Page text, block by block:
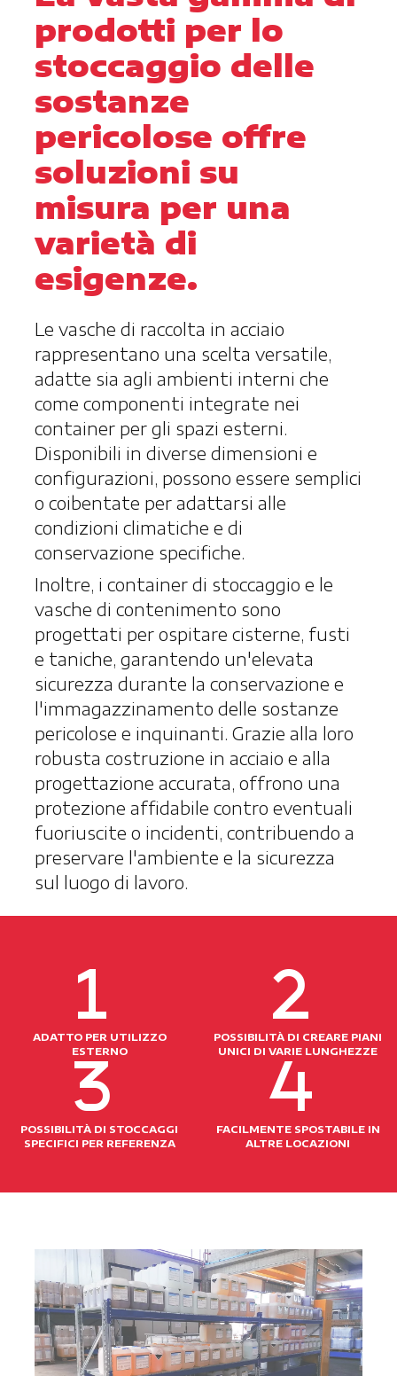
prodotti per lo
stoccaggio delle
sostanze
pericolose offre
soluzioni su
misura per una
varietà di
esigenze.
Le vasche di raccolta in acciaio
rappresentano una scelta versatile,
adatte sia agli ambienti interni che
come componenti integrate nei
container per gli spazi esterni.
Disponibili in diverse dimensioni e
configurazioni, possono essere semplici
o coibentate per adattarsi alle
condizioni climatiche e di
conservazione specifiche.
Inoltre, i container di stoccaggio e le
vasche di contenimento sono
progettati per ospitare cisterne, fusti
e taniche, garantendo un'elevata
sicurezza durante la conservazione e
l'immagazzinamento delle sostanze
pericolose e inquinanti. Grazie alla loro
robusta costruzione in acciaio e alla
progettazione accurata, offrono una
protezione affidabile contro eventuali
fuoriuscite o incidenti, contribuendo a
preservare l'ambiente e la sicurezza
sul luogo di lavoro.
ADATTO PER UTILIZZO
ESTERNO
POSSIBILITÀ DI CREARE PIANI
UNICI DI VARIE LUNGHEZZE
POSSIBILITÀ DI STOCCAGGI
SPECIFICI PER REFERENZA
FACILMENTE SPOSTABILE IN
ALTRE LOCAZIONI